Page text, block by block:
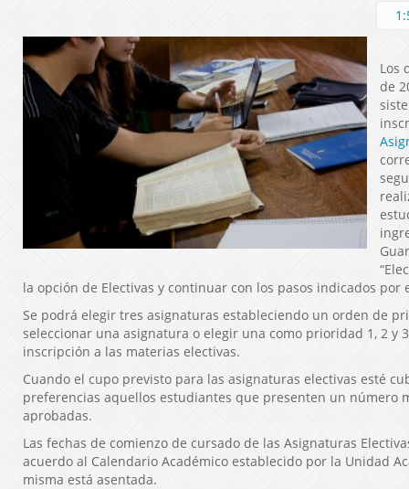
Los
de
la opción de Electivas y continuar con los pasos indicados por
Se podrá elegir tres asignaturas estableciendo un orden de
seleccionar una asignatura o elegir una como prioridad 1, 2 y
inscripción a las materias electivas.
Cuando el cupo previsto para las asignaturas electivas esté
preferencias aquellos estudiantes que presenten un número
aprobadas.
Las fechas de comienzo de cursado de las Asignaturas
acuerdo al Calendario Académico establecido por la Unidad
misma está asentada.